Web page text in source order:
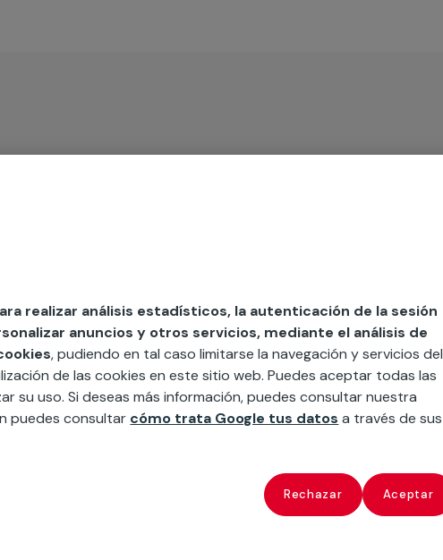
necesitas
y sin IVA
realizar análisis estadísticos, la autenticación de la sesión
anuncios y otros servicios, mediante el análisis de
, pudiendo en tal caso limitarse la navegación y servicios del
de las cookies en este sitio web. Puedes aceptar todas las
su uso. Si deseas más información, puedes consultar nuestra
puedes consultar cómo trata Google tus datos a través de sus
Rechazar Aceptar